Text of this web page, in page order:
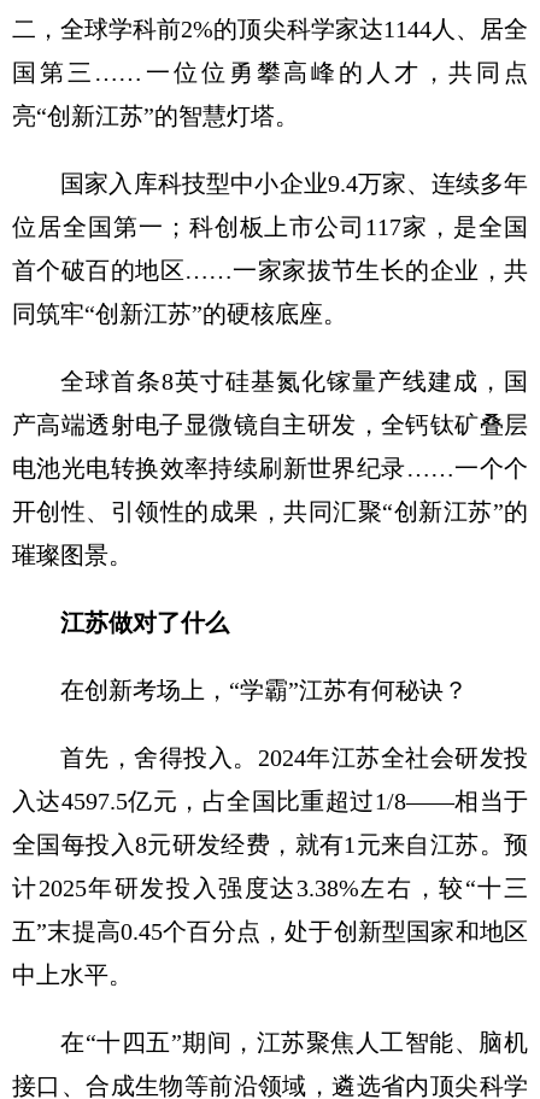
二，全球学科前2%的顶尖科学家达1144人、居全
国第三……一位位勇攀高峰的人才，共同点
亮“创新江苏”的智慧灯塔。
国家入库科技型中小企业9.4万家、连续多年
位居全国第一；科创板上市公司117家，是全国
首个破百的地区……一家家拔节生长的企业，共
同筑牢“创新江苏”的硬核底座。
全球首条8英寸硅基氮化镓量产线建成，国
产高端透射电子显微镜自主研发，全钙钛矿叠层
电池光电转换效率持续刷新世界纪录……一个个
开创性、引领性的成果，共同汇聚“创新江苏”的
璀璨图景。
江苏做对了什么
在创新考场上，“学霸”江苏有何秘诀？
首先，舍得投入。2024年江苏全社会研发投
入达4597.5亿元，占全国比重超过1/8——相当于
全国每投入8元研发经费，就有1元来自江苏。预
计2025年研发投入强度达3.38%左右，较“十三
五”末提高0.45个百分点，处于创新型国家和地区
中上水平。
在“十四五”期间，江苏聚焦人工智能、脑机
接口、合成生物等前沿领域，遴选省内顶尖科学